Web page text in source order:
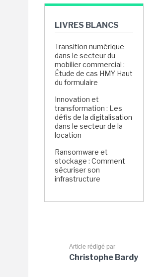
LIVRES BLANCS
Transition numérique
dans le secteur du
mobilier commercial :
Étude de cas HMY Haut
du formulaire
Innovation et
transformation : Les
défis de la digitalisation
dans le secteur de la
location
Ransomware et
stockage : Comment
sécuriser son
infrastructure
Article rédigé par
Christophe Bardy